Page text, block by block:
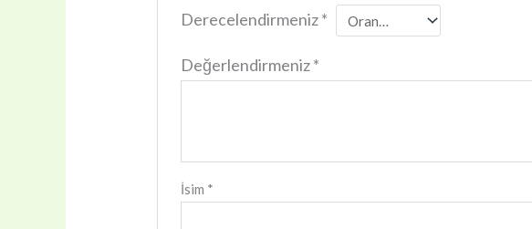
Derecelendirmeniz*
Değerlendirmeniz*
İsim *